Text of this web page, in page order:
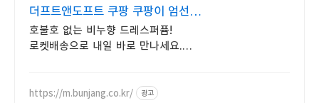
더프트앤도프트 쿠팡 쿠팡이 엄선한
향수
호불호 없는 비누향 드레스퍼퓸!
로켓배송으로 내일 바로 만나세요.
새롭게!
https://m.bunjang.co.kr/ 광고